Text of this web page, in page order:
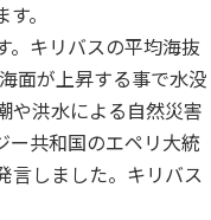
。
。キリバスの平均海抜
面が上昇する事で水没
や洪水による自然災害
ー共和国のエペリ大統
言しました。キリバス